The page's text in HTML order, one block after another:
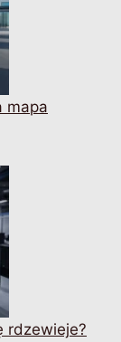
mapa
rdzewieje?